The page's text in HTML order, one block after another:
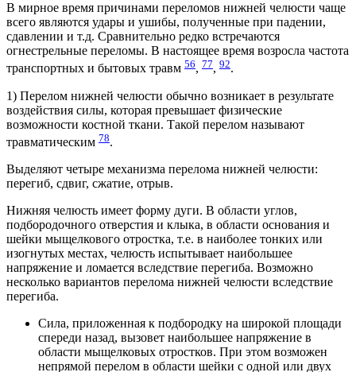
В мирное время причинами переломов нижней челюсти чаще
всего являются удары и ушибы, полученные при падении,
сдавлении и т.д. Сравнительно редко встречаются
огнестрельные переломы. В настоящее время возросла частота
транспортных и бытовых травм 56, 77, 92.
1) Перелом нижней челюсти обычно возникает в результате
воздействия силы, которая превышает физические
возможности костной ткани. Такой перелом называют
травматическим 78.
Выделяют четыре механизма перелома нижней челюсти:
перегиб, сдвиг, сжатие, отрыв.
Нижняя челюсть имеет форму дуги. В области углов,
подбородочного отверстия и клыка, в области основания и
шейки мыщелкового отростка, т.е. в наиболее тонких или
изогнутых местах, челюсть испытывает наибольшее
напряжение и ломается вследствие перегиба. Возможно
несколько вариантов перелома нижней челюсти вследствие
перегиба.
Сила, приложенная к подбородку на широкой площади
спереди назад, вызовет наибольшее напряжение в
области мыщелковых отростков. При этом возможен
непрямой перелом в области шейки с одной или двух